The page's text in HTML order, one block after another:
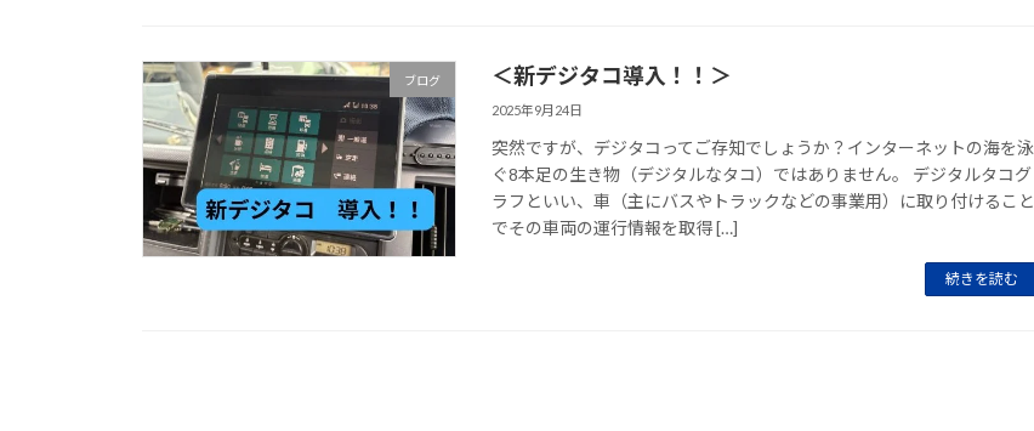
ブログ ＜新デジタコ導入！！＞
2025年9月24日
突然ですが、デジタコってご存知でしょうか？インターネットの海を泳
ぐ8本足の生き物（デジタルなタコ）ではありません。 デジタルタコグ
ラフといい、車（主にバスやトラックなどの事業用）に取り付けること
でその車両の運行情報を取得 […]
続きを読む